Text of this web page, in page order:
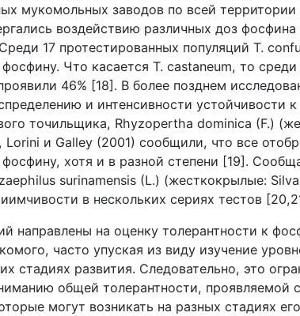
мукомольных заводов по всей
воздействию различных доз фосфина
17 протестированных популяций T.
Что касается T. castaneum, то
46% [18]. В более позднем
и интенсивности устойчивости
точильщика, Rhyzopertha dominica (F.)
Lorini и Galley (2001) сообщили, что все
хотя и в разной степени [19].
surinamensis (L.) (жесткокрылые:
в нескольких сериях тестов
направлены на оценку толерантности к
часто упуская из виду изучение
стадиях развития. Следовательно, это
общей толерантности, проявляемой
могут возникать на разных стадиях